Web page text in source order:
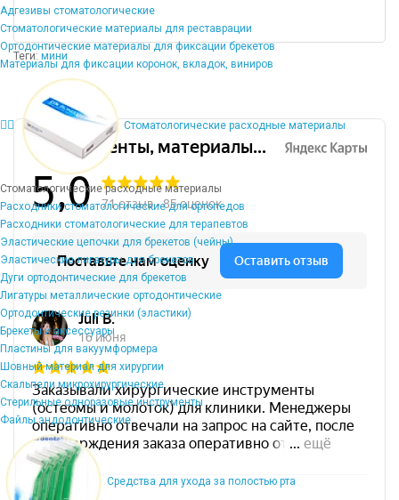
Адгезивы стоматологические
Стоматологические материалы для реставрации
Ортодонтические материалы для фиксации брекетов
Материалы для фиксации коронок, вкладок, виниров
Стоматологические расходные материалы
Стоматологические расходные материалы
Расходники стоматологические для ортопедов
Расходники стоматологические для терапевтов
Эластические цепочки для брекетов (чейны)
Эластические лигатуры для брекетов
Дуги ортодонтические для брекетов
Лигатуры металлические ортодонтические
Ортодонтические резинки (эластики)
Брекеты и аксессуары
Пластины для вакуумформера
Шовный материал для хирургии
Скальпели микрохирургические
Стерильные одноразовые инструменты
Файлы эндодонтические
Средства для ухода за полостью рта
Теги: мини